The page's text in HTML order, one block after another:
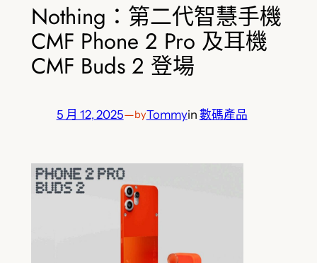
Nothing：第二代智慧手機
CMF Phone 2 Pro 及耳機
CMF Buds 2 登場
5 月 12, 2025—byTommyin 數碼產品